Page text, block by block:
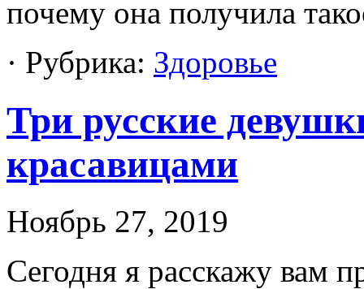
почему она получила
· Рубрика: Здоровье
Три русские
красавицами
Ноябрь 27, 2019
Cегодня я расскажу вам